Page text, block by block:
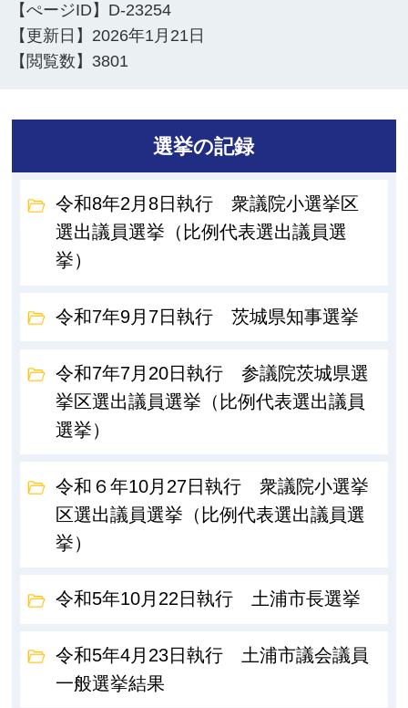
【ぺージID】 D-23254
【更新日】 2026年1月21日
【閲覧数】 3801
選挙の記録
令和8年2月8日執行 衆議院小選挙区
選出議員選挙（比例代表選出議員選
挙）
令和7年9月7日執行 茨城県知事選挙
令和7年7月20日執行 参議院茨城県選
挙区選出議員選挙（比例代表選出議員
選挙）
令和６年10月27日執行 衆議院小選挙
区選出議員選挙（比例代表選出議員選
挙）
令和5年10月22日執行 土浦市長選挙
令和5年4月23日執行 土浦市議会議員
一般選挙結果